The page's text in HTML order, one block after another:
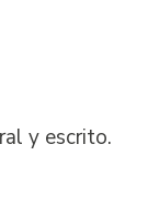
y escrito.